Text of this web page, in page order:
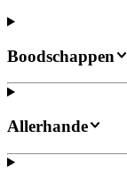
Boodschappen
Allerhande